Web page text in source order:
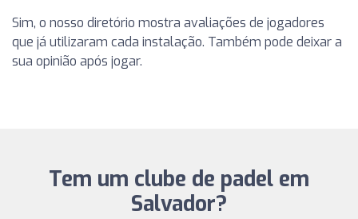
Sim, o nosso diretório mostra avaliações de jogadores
que já utilizaram cada instalação. Também pode deixar a
sua opinião após jogar.
Tem um clube de padel em
Salvador?